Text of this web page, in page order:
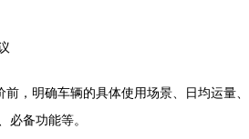
前，明确车辆的具体使用场景、日均运量、
必备功能等。